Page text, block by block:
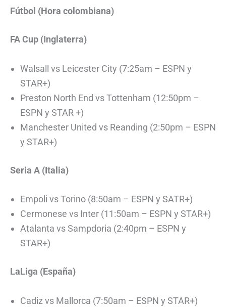
Fútbol (Hora colombiana)
FA Cup (Inglaterra)
Walsall vs Leicester City (7:25am – ESPN y
STAR+)
Preston North End vs Tottenham (12:50pm –
ESPN y STAR +)
Manchester United vs Reanding (2:50pm – ESPN
y STAR+)
Seria A (Italia)
Empoli vs Torino (8:50am – ESPN y SATR+)
Cermonese vs Inter (11:50am – ESPN y STAR+)
Atalanta vs Sampdoria (2:40pm – ESPN y
STAR+)
LaLiga (España)
Cadiz vs Mallorca (7:50am – ESPN y STAR+)